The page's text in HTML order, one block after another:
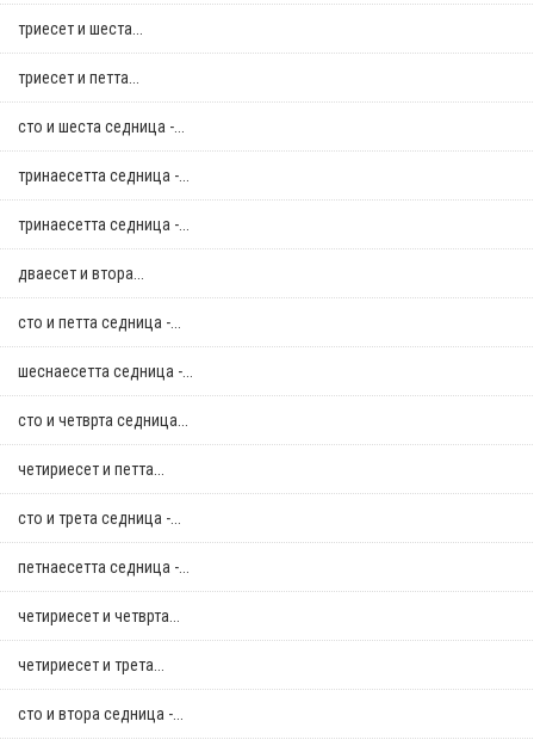
триесет и шеста...
триесет и петта...
сто и шеста седница -...
тринаесетта седница -...
тринаесетта седница -...
дваесет и втора...
сто и петта седница -...
шеснаесетта седница -...
сто и четврта седница...
четириесет и петта...
сто и трета седница -...
петнаесетта седница -...
четириесет и четврта...
четириесет и трета...
сто и втора седница -...